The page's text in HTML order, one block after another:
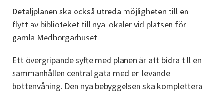
Detaljplanen ska också utreda möjligheten till en
flytt av biblioteket till nya lokaler vid platsen för
gamla Medborgarhuset.
Ett övergripande syfte med planen är att bidra till en
sammanhållen central gata med en levande
bottenvåning. Den nya bebyggelsen ska komplettera